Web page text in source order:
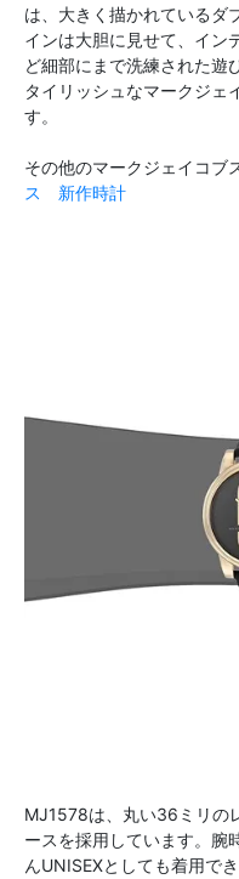
は、大きく描かれているダ
インは大胆に見せて、イン
ど細部にまで洗練された遊
タイリッシュなマークジェ
す。
その他のマークジェイコブ
ス 新作時計
MJ1578は、丸い36ミリの
ースを採用しています。腕
んUNISEXとしても着用で